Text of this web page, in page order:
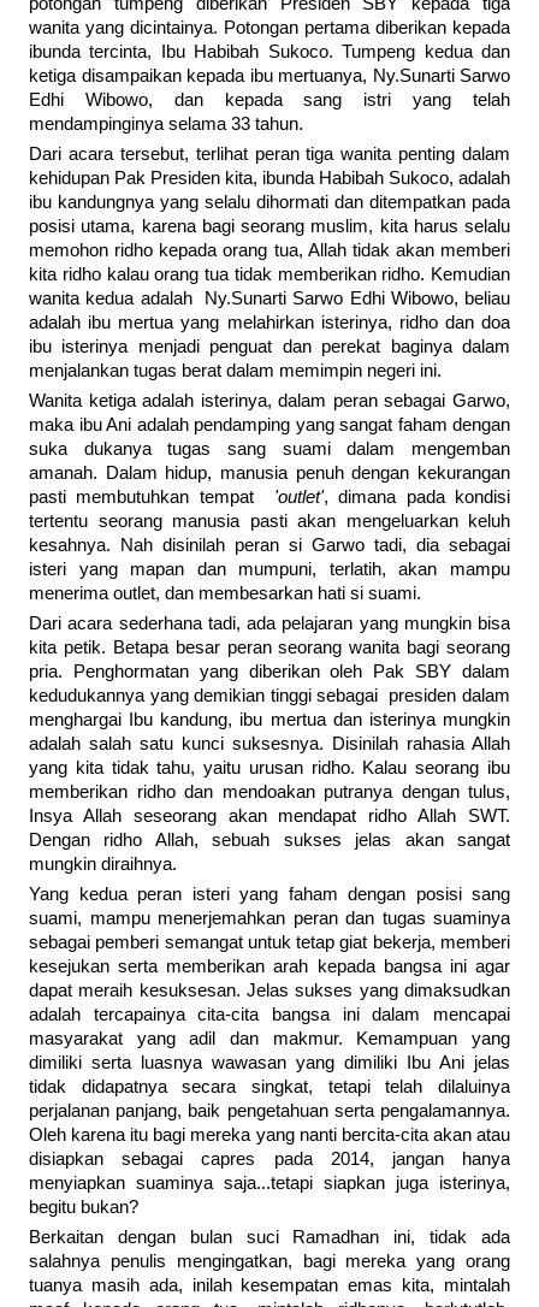
potongan tumpeng diberikan Presiden SBY kepada tiga
wanita yang dicintainya. Potongan pertama diberikan kepada
ibunda tercinta, Ibu Habibah Sukoco. Tumpeng kedua dan
ketiga disampaikan kepada ibu mertuanya, Ny.Sunarti Sarwo
Edhi Wibowo, dan kepada sang istri yang telah
mendampinginya selama 33 tahun.
Dari acara tersebut, terlihat peran tiga wanita penting dalam
kehidupan Pak Presiden kita, ibunda Habibah Sukoco, adalah
ibu kandungnya yang selalu dihormati dan ditempatkan pada
posisi utama, karena bagi seorang muslim, kita harus selalu
memohon ridho kepada orang tua, Allah tidak akan memberi
kita ridho kalau orang tua tidak memberikan ridho. Kemudian
wanita kedua adalah Ny.Sunarti Sarwo Edhi Wibowo, beliau
adalah ibu mertua yang melahirkan isterinya, ridho dan doa
ibu isterinya menjadi penguat dan perekat baginya dalam
menjalankan tugas berat dalam memimpin negeri ini.
Wanita ketiga adalah isterinya, dalam peran sebagai Garwo,
maka ibu Ani adalah pendamping yang sangat faham dengan
suka dukanya tugas sang suami dalam mengemban
amanah. Dalam hidup, manusia penuh dengan kekurangan
pasti membutuhkan tempat
'outlet', dimana pada kondisi
tertentu seorang manusia pasti akan mengeluarkan keluh
kesahnya. Nah disinilah peran si Garwo tadi, dia sebagai
isteri yang mapan dan mumpuni, terlatih, akan mampu
menerima outlet, dan membesarkan hati si suami.
Dari acara sederhana tadi, ada pelajaran yang mungkin bisa
kita petik. Betapa besar peran seorang wanita bagi seorang
pria. Penghormatan yang diberikan oleh Pak SBY dalam
kedudukannya yang demikian tinggi sebagai presiden dalam
menghargai Ibu kandung, ibu mertua dan isterinya mungkin
adalah salah satu kunci suksesnya. Disinilah rahasia Allah
yang kita tidak tahu, yaitu urusan ridho. Kalau seorang ibu
memberikan ridho dan mendoakan putranya dengan tulus,
Insya Allah seseorang akan mendapat ridho Allah SWT.
Dengan ridho Allah, sebuah sukses jelas akan sangat
mungkin diraihnya.
Yang kedua peran isteri yang faham dengan posisi sang
suami, mampu menerjemahkan peran dan tugas suaminya
sebagai pemberi semangat untuk tetap giat bekerja, memberi
kesejukan serta memberikan arah kepada bangsa ini agar
dapat meraih kesuksesan. Jelas sukses yang dimaksudkan
adalah tercapainya cita-cita bangsa ini dalam mencapai
masyarakat yang adil dan makmur. Kemampuan yang
dimiliki serta luasnya wawasan yang dimiliki Ibu Ani jelas
tidak didapatnya secara singkat, tetapi telah dilaluinya
perjalanan panjang, baik pengetahuan serta pengalamannya.
Oleh karena itu bagi mereka yang nanti bercita-cita akan atau
disiapkan sebagai capres pada 2014, jangan hanya
menyiapkan suaminya saja...tetapi siapkan juga isterinya,
begitu bukan?
Berkaitan dengan bulan suci Ramadhan ini, tidak ada
salahnya penulis mengingatkan, bagi mereka yang orang
tuanya masih ada, inilah kesempatan emas kita, mintalah